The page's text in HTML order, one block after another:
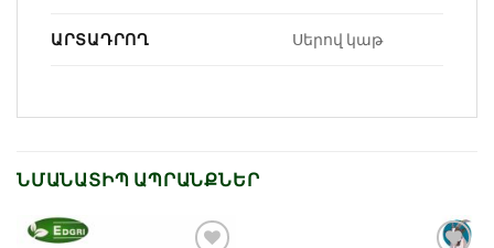
ԱՐՏԱԴՐՈՂ Սերով կաթ
ՆՄԱՆԱՏԻՊ ԱՊՐԱՆՔՆԵՐ